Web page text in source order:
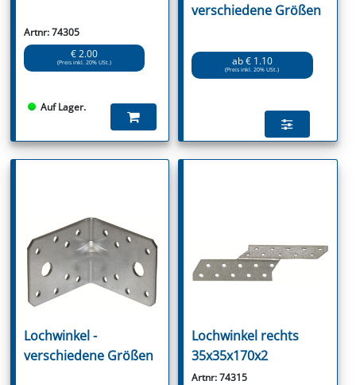
Artnr: 74305
€ 2.00
(Preis inkl. 20% USt.)
Auf Lager.
verschiedene Größen
ab € 1.10
(Preis inkl. 20% USt.)
Lochwinkel -
verschiedene Größen
Lochwinkel rechts
35x35x170x2
Artnr: 74315